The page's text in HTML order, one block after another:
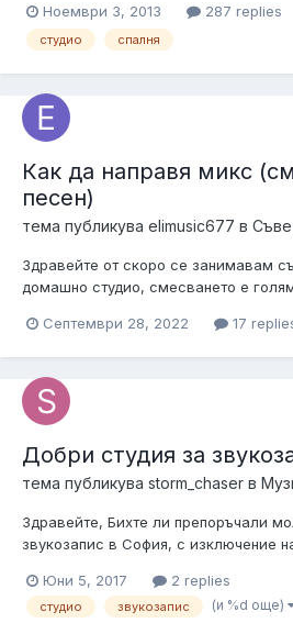
открито . А и да греша, извинявам
превърната в микроскопично
Ноември 3, 2013 287 replies
студио спалня
Как да направя микс
песен)
тема публикува elimusic677 в
Здравейте от скоро се занимавам
домашно студио, смесването е
хубави плътни баси и меки високи а
благодаря предварително...
Септември 28, 2022 17
Добри студия за
тема публикува storm_chaser в
Здравейте, Бихте ли препоръчали
звукозапис в София, с изключение
? Благодаря предварително за всеки
Юни 5, 2017 2 replies
студио звукозапис (и %d още)